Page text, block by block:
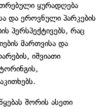
ყურადღება
და ეროვნული პარკების
პერსპექტივებს, რაც
მართვისა და
იშვიათი
შორის ასეთი